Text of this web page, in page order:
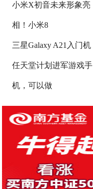
小米X初音未来形象亮
相！小米8
三星Galaxy A21入门机
任天堂计划进军游戏手
机，可以做